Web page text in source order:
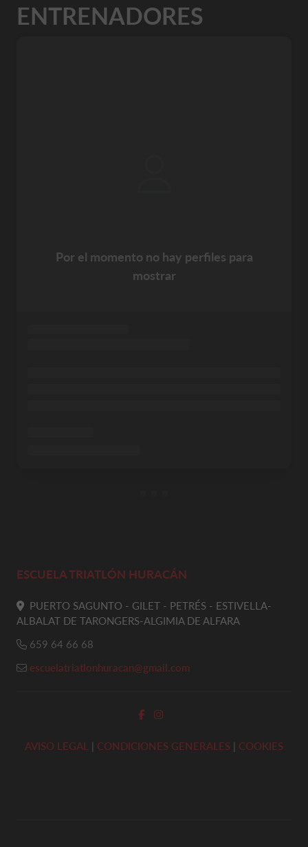
ENTRENADORES
Por el momento no hay perfiles para
mostrar
ESCUELA TRIATLÓN HURACÁN
PUERTO SAGUNTO - GILET - PETRÉS - ESTIVELLA-
ALBALAT DE TARONGERS-ALGIMIA DE ALFARA
659 64 66 68
escuelatriatlonhuracan@gmail.com
AVISO LEGAL | CONDICIONES GENERALES | COOKIES